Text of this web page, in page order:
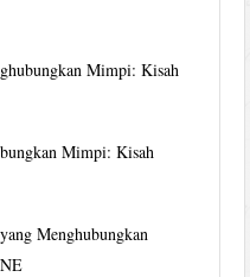
Mimpi: Kisah
Mimpi: Kisah
Menghubungkan